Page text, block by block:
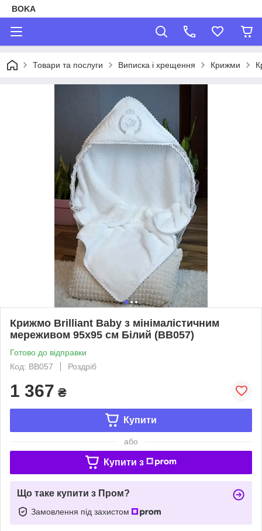
BOKA
Товари та послуги Виписка і хрещення Крижми
Крижмо Brilliant Baby з мінімалістичним
мереживом 95х95 см Білий (BB057)
Готово до відправки
Код: BB057
Роздріб
1 367 ₴
Купити
або
Купити з
Що таке купити з Пром?
Замовлення під захистом